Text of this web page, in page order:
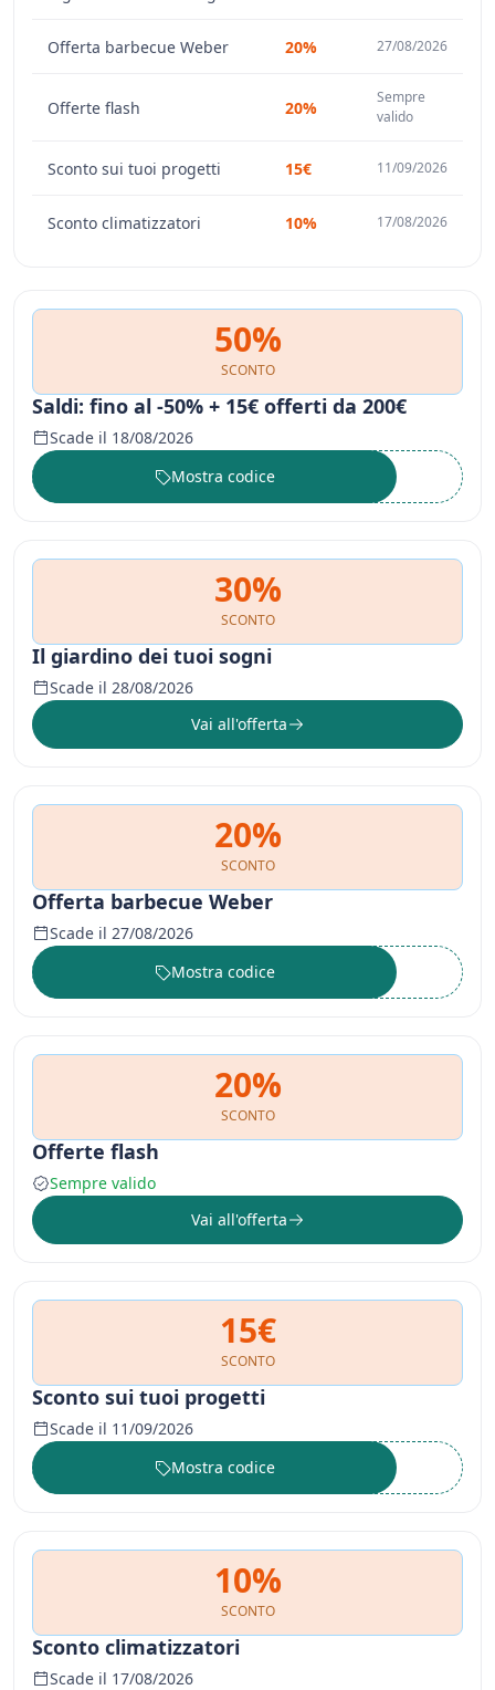
Offerta barbecue Weber 20% 27/08/2026
Offerte flash 20%
Sempre
valido
Sconto sui tuoi progetti 15€ 11/09/2026
Sconto climatizzatori 10% 17/08/2026
50%
SCONTO
Saldi: fino al -50% + 15€ offerti da 200€
Scade il 18/08/2026
••••••
Mostra codice
30%
SCONTO
Il giardino dei tuoi sogni
Scade il 28/08/2026
Vai all'offerta
20%
SCONTO
Offerta barbecue Weber
Scade il 27/08/2026
••••••
Mostra codice
20%
SCONTO
Offerte flash
Sempre valido
Vai all'offerta
15€
SCONTO
Sconto sui tuoi progetti
Scade il 11/09/2026
••••••
Mostra codice
10%
SCONTO
Sconto climatizzatori
Scade il 17/08/2026